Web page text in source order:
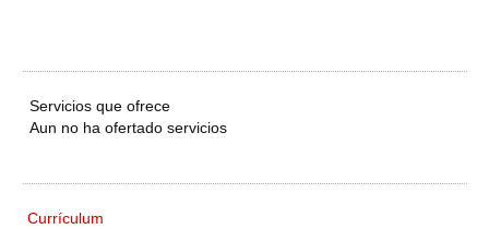
Servicios que ofrece
Aun no ha ofertado servicios
Currículum